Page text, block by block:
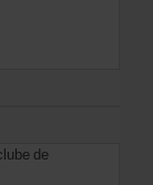
de